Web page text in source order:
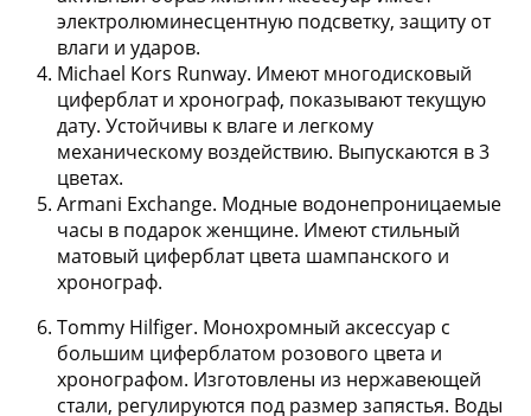
электролюминесцентную подсветку, защиту от
влаги и ударов.
Michael Kors Runway. Имеют многодисковый
циферблат и хронограф, показывают текущую
дату. Устойчивы к влаге и легкому
механическому воздействию. Выпускаются в 3
цветах.
Armani Exchange. Модные водонепроницаемые
часы в подарок женщине. Имеют стильный
матовый циферблат цвета шампанского и
хронограф.
Tommy Hilfiger. Монохромный аксессуар с
большим циферблатом розового цвета и
хронографом. Изготовлены из нержавеющей
стали, регулируются под размер запястья. Воды